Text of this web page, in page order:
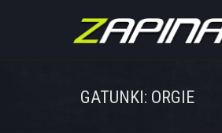
GATUNKI: ORGIE